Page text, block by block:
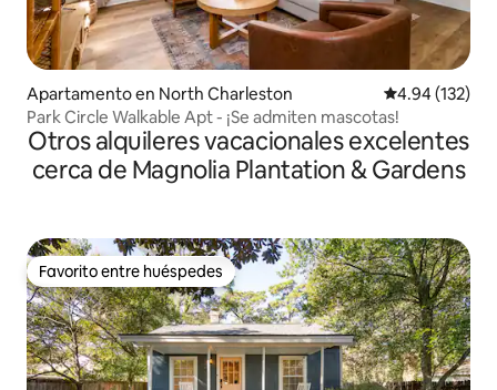
Apartamento en North Charleston Calificación
4.94 (132)
Park Circle Walkable Apt - ¡Se admiten mascotas!
Otros alquileres vacacionales excelentes
cerca de Magnolia Plantation & Gardens
Favorito entre huéspedes
Favorito entre huéspedes